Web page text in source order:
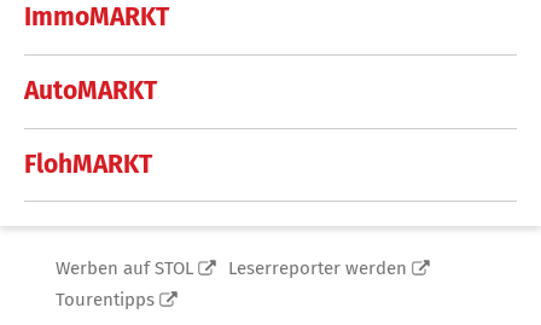
ImmoMARKT
AutoMARKT
FlohMARKT
Werben auf STOL
Leserreporter werden
Tourentipps